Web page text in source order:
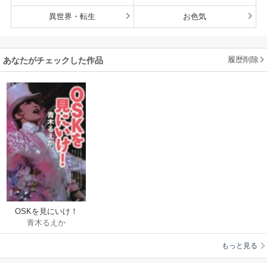
異世界・転生 お色気
あなたがチェックした作品 履歴削除
OSKを見にいけ！
青木るえか
もっと見る